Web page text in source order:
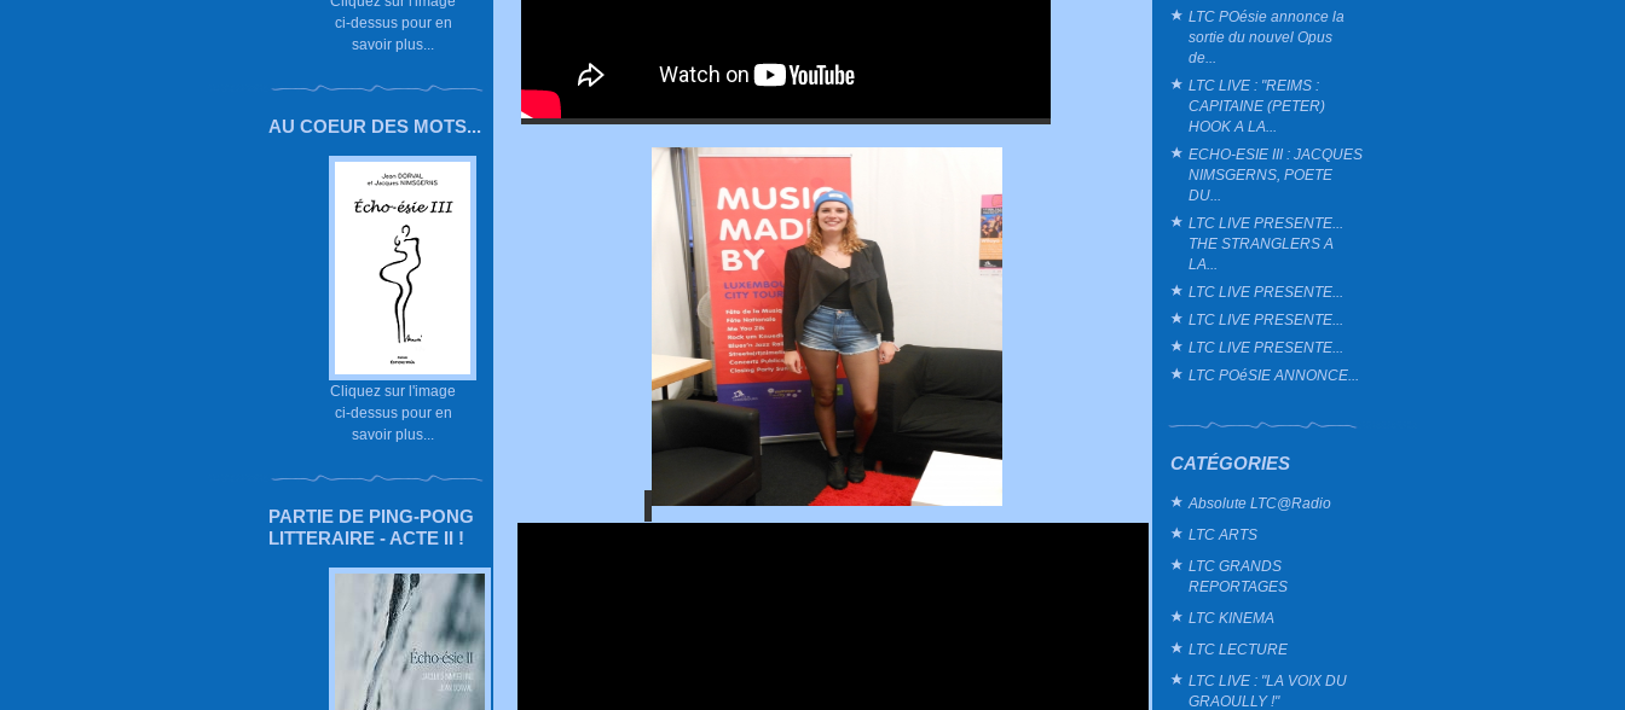
ci-dessus pour en
savoir plus...
AU COEUR DES MOTS...
Cliquez sur l'image
ci-dessus pour en
savoir plus...
PARTIE DE PING-PONG
LITTERAIRE - ACTE II !
LTC POésie annonce la
sortie du nouvel Opus
de...
LTC LIVE : "REIMS :
CAPITAINE (PETER)
HOOK A LA...
ECHO-ESIE III : JACQUES
NIMSGERNS, POETE
DU...
LTC LIVE PRESENTE...
THE STRANGLERS A
LA...
LTC LIVE PRESENTE...
LTC LIVE PRESENTE...
LTC LIVE PRESENTE...
LTC POéSIE ANNONCE...
CATÉGORIES
Absolute LTC@Radio
LTC ARTS
LTC GRANDS
REPORTAGES
LTC KINEMA
LTC LECTURE
LTC LIVE : "LA VOIX DU
GRAOULLY !"